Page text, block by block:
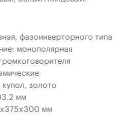
фазоинверторного типа
монополярная
золото
мм
мм